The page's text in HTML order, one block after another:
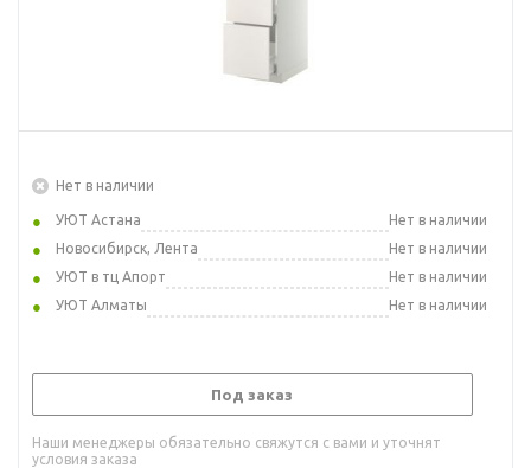
Нет в наличии
УЮТ Астана
Нет в наличии
Новосибирск, Лента
Нет в наличии
УЮТ в тц Апорт
Нет в наличии
УЮТ Алматы
Нет в наличии
Под заказ
Наши менеджеры обязательно свяжутся с вами и уточнят
условия заказа